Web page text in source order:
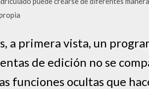
a primera vista, un
de edición no se
funciones ocultas que